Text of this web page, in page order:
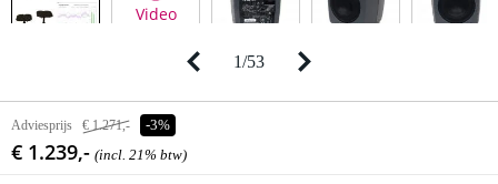
Video
1/53
Adviesprijs € 1.271,- -3%
€ 1.239,- (incl. 21% btw)